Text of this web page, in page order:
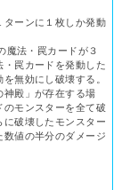
ターンに１枚しか発動
魔法・罠カードが３
罠カードを発動した
無効にし破壊する。
神殿」が存在する場
モンスターを全て破
破壊したモンスター
値の半分のダメージ